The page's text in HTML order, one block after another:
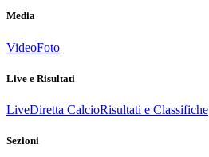
Media
VideoFoto
Live e Risultati
LiveDiretta CalcioRisultati e Classifiche
Sezioni